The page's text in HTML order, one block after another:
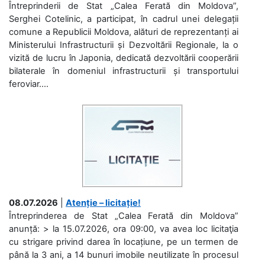
Întreprinderii de Stat „Calea Ferată din Moldova”,
Serghei Cotelinic, a participat, în cadrul unei delegații
comune a Republicii Moldova, alături de reprezentanți ai
Ministerului Infrastructurii și Dezvoltării Regionale, la o
vizită de lucru în Japonia, dedicată dezvoltării cooperării
bilaterale în domeniul infrastructurii și transportului
feroviar....
08.07.2026
Atenție – licitație!
Întreprinderea de Stat „Calea Ferată din Moldova”
anunță: > la 15.07.2026, ora 09:00, va avea loc licitaţia
cu strigare privind darea în locațiune, pe un termen de
până la 3 ani, a 14 bunuri imobile neutilizate în procesul